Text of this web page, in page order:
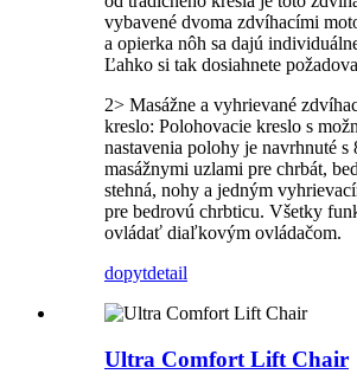
vybavené dvoma zdvíhacími
a opierka nôh sa dajú
Ľahko si tak dosiahnete
2> Masážne a vyhrievané
kreslo: Polohovacie kreslo s
nastavenia polohy je navrhnuté s
masážnymi uzlami pre chrbát,
stehná, nohy a jedným
pre bedrovú chrbticu. Všetky
ovládať diaľkovým ovládačom.
dopytdetail
Ultra Comfort Lift Chair